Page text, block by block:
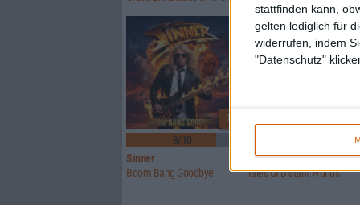
stattfinden kann,
gelten lediglich für
widerrufen, indem
"Datenschutz"
1
8/10
Sinner
Boom Bang Goodbye
Crusade Of Bards
Tales Of Distant Worlds